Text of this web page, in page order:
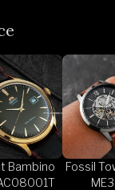
Bambino
Fossil